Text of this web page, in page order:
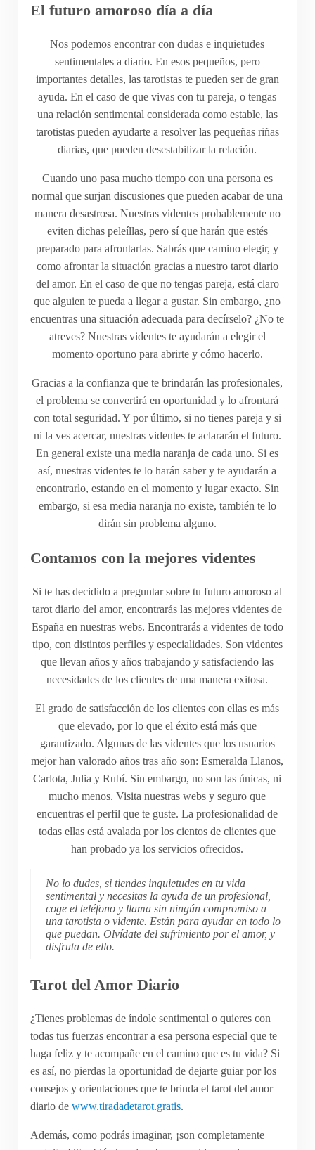
El futuro amoroso día a día
Nos podemos encontrar con dudas e inquietudes
sentimentales a diario. En esos pequeños, pero
importantes detalles, las tarotistas te pueden ser de gran
ayuda. En el caso de que vivas con tu pareja, o tengas
una relación sentimental considerada como estable, las
tarotistas pueden ayudarte a resolver las pequeñas riñas
diarias, que pueden desestabilizar la relación.
Cuando uno pasa mucho tiempo con una persona es
normal que surjan discusiones que pueden acabar de una
manera desastrosa. Nuestras videntes probablemente no
eviten dichas peleíllas, pero sí que harán que estés
preparado para afrontarlas. Sabrás que camino elegir, y
como afrontar la situación gracias a nuestro tarot diario
del amor. En el caso de que no tengas pareja, está claro
que alguien te pueda a llegar a gustar. Sin embargo, ¿no
encuentras una situación adecuada para decírselo? ¿No te
atreves? Nuestras videntes te ayudarán a elegir el
momento oportuno para abrirte y cómo hacerlo.
Gracias a la confianza que te brindarán las profesionales,
el problema se convertirá en oportunidad y lo afrontará
con total seguridad. Y por último, si no tienes pareja y si
ni la ves acercar, nuestras videntes te aclararán el futuro.
En general existe una media naranja de cada uno. Si es
así, nuestras videntes te lo harán saber y te ayudarán a
encontrarlo, estando en el momento y lugar exacto. Sin
embargo, si esa media naranja no existe, también te lo
dirán sin problema alguno.
Contamos con la mejores videntes
Si te has decidido a preguntar sobre tu futuro amoroso al
tarot diario del amor, encontrarás las mejores videntes de
España en nuestras webs. Encontrarás a videntes de todo
tipo, con distintos perfiles y especialidades. Son videntes
que llevan años y años trabajando y satisfaciendo las
necesidades de los clientes de una manera exitosa.
El grado de satisfacción de los clientes con ellas es más
que elevado, por lo que el éxito está más que
garantizado. Algunas de las videntes que los usuarios
mejor han valorado años tras año son: Esmeralda Llanos,
Carlota, Julia y Rubí. Sin embargo, no son las únicas, ni
mucho menos. Visita nuestras webs y seguro que
encuentras el perfil que te guste. La profesionalidad de
todas ellas está avalada por los cientos de clientes que
han probado ya los servicios ofrecidos.
No lo dudes, si tiendes inquietudes en tu vida
sentimental y necesitas la ayuda de un profesional,
coge el teléfono y llama sin ningún compromiso a
una tarotista o vidente. Están para ayudar en todo lo
que puedan. Olvídate del sufrimiento por el amor, y
disfruta de ello.
Tarot del Amor Diario
¿Tienes problemas de índole sentimental o quieres con
todas tus fuerzas encontrar a esa persona especial que te
haga feliz y te acompañe en el camino que es tu vida? Si
es así, no pierdas la oportunidad de dejarte guiar por los
consejos y orientaciones que te brinda el tarot del amor
diario de www.tiradadetarot.gratis.
Además, como podrás imaginar, ¡son completamente